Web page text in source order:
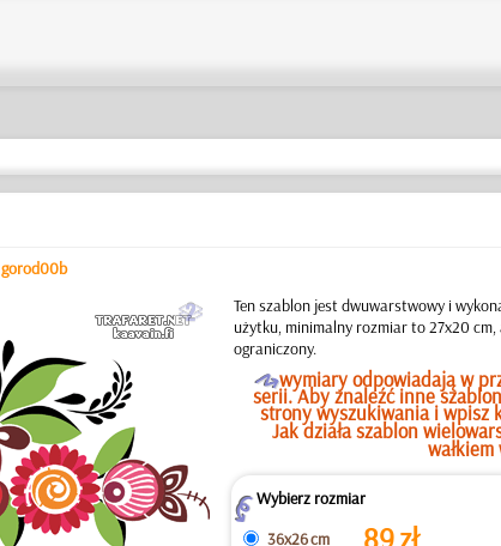
gorod00b
b
Ten szablon jest dwuwarstwowy i
użytku, minimalny rozmiar to 27x20
ograniczony.
Owymiary odpowiadają w
serii. Aby znaleźć inne
strony wyszukiwania i wpisz
Jak działa szablon
ZWybierz rozmiar
36x26 cm
89zł